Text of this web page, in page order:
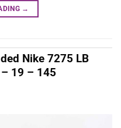
→
Nike 7275 LB
19 – 145